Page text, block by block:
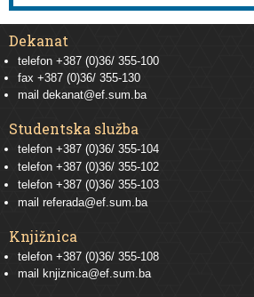
Dekanat
telefon +387 (0)36/ 355-100
fax +387 (0)36/ 355-130
mail dekanat@ef.sum.ba
Studentska služba
telefon +387 (0)36/ 355-104
telefon +387 (0)36/ 355-102
telefon +387 (0)36/ 355-103
mail referada@ef.sum.ba
Knjižnica
telefon +387 (0)36/ 355-108
mail knjiznica@ef.sum.ba